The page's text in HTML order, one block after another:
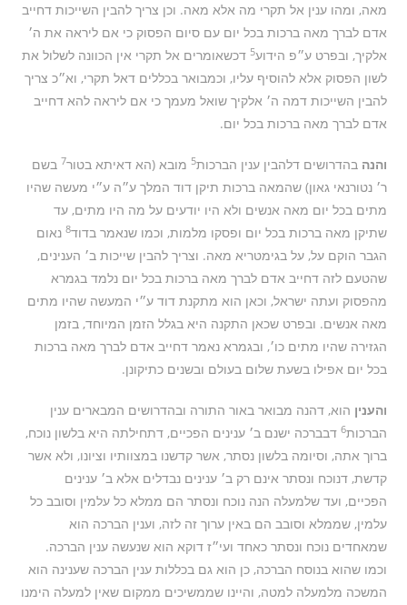
מאה, ומהו ענין אל תקרי מה אלא מאה. וכן צריך להבין השייכות דחייב
אדם לברך מאה ברכות בכל יום עם סיום הפסוק כי אם ליראה את ה׳
אלקיך, ובפרט ע״פ הידוע5 דכשאומרים אל תקרי אין הכוונה לשלול את
לשון הפסוק אלא להוסיף עליו, וכמבואר בכללים דאל תקרי, וא״כ צריך
להבין השייכות דמה ה׳ אלקיך שואל מעמך כי אם ליראה להא דחייב
אדם לברך מאה ברכות בכל יום.
והנהבהדרושים דלהבין ענין הברכות5 מובא (הא דאיתא בטור7 בשם
ר׳ נטורנאי גאון) שהמאה ברכות תיקן דוד המלך ע״ה ע״י מעשה שהיו
מתים בכל יום מאה אנשים ולא היו יודעים על מה היו מתים, עד
שתיקן מאה ברכות בכל יום ופסקו מלמות, וכמו שנאמר בדוד8 נאום
הגבר הוקם על, על בגימטריא מאה. וצריך להבין שייכות ב׳ הענינים,
שהטעם לזה דחייב אדם לברך מאה ברכות בכל יום נלמד בגמרא
מהפסוק ועתה ישראל, וכאן הוא מתקנת דוד ע״י המעשה שהיו מתים
מאה אנשים. ובפרט שכאן התקנה היא בגלל הזמן המיוחד, בזמן
הגזירה שהיו מתים כו׳, ובגמרא נאמר דחייב אדם לברך מאה ברכות
בכל יום אפילו בשעת שלום בעולם ובשנים כתיקונן.
והענין הוא, דהנה מבואר באור התורה ובהדרושים המבארים ענין
הברכות6 דבברכה ישנם ב׳ ענינים הפכיים, דתחילתה היא בלשון נוכח,
ברוך אתה, וסיומה בלשון נסתר, אשר קדשנו במצוותיו וציונו, ולא אשר
קדשת, דנוכח ונסתר אינם רק ב׳ ענינים נבדלים אלא ב׳ ענינים
הפכיים, ועד שלמעלה הנה נוכח ונסתר הם ממלא כל עלמין וסובב כל
עלמין, שממלא וסובב הם באין ערוך זה לזה, וענין הברכה הוא
שמאחדים נוכח ונסתר כאחד ועי״ז דוקא הוא שנעשה ענין הברכה.
וכמו שהוא בנוסח הברכה, כן הוא גם בכללות ענין הברכה שענינה הוא
המשכה מלמעלה למטה, והיינו שממשיכים ממקום שאין למעלה הימנו